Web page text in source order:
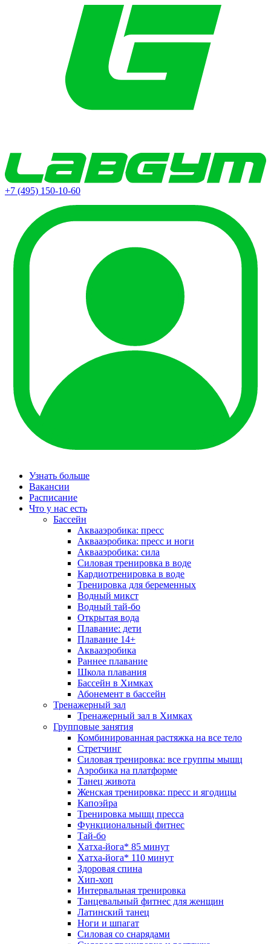
+7 (495) 150-10-60
Узнать больше
Вакансии
Расписание
Что у нас есть
Бассейн
Аквааэробика: пресс
Аквааэробика: пресс и ноги
Аквааэробика: сила
Силовая тренировка в воде
Кардиотренировка в воде
Тренировка для беременных
Водный микст
Водный тай-бо
Открытая вода
Плавание: дети
Плавание 14+
Аквааэробика
Раннее плавание
Школа плавания
Бассейн в Химках
Абонемент в бассейн
Тренажерный зал
Тренажерный зал в Химках
Групповые занятия
Комбинированная растяжка на все тело
Стретчинг
Силовая тренировка: все группы мышц
Аэробика на платформе
Танец живота
Женская тренировка: пресс и ягодицы
Капоэйра
Тренировка мышц пресса
Функциональный фитнес
Тай-бо
Хатха-йога* 85 минут
Хатха-йога* 110 минут
Здоровая спина
Хип-хоп
Интервальная тренировка
Танцевальный фитнес для женщин
Латинский танец
Ноги и шпагат
Силовая со снарядами